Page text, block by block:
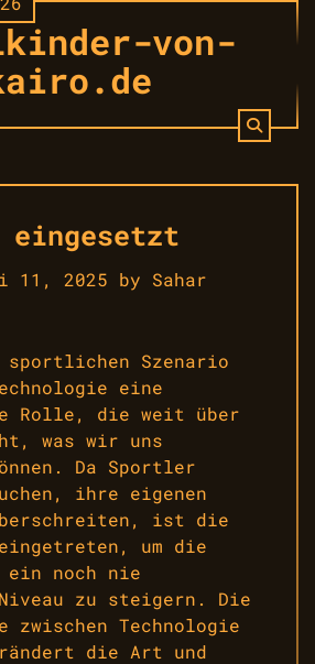
von-
eingesetzt
11, 2025 by Sahar
Szenario
eine
Rolle, die weit über
was wir uns
Da Sportler
ihre eigenen
ist die
um die
ein noch nie
Niveau zu steigern. Die
Technologie
die Art und